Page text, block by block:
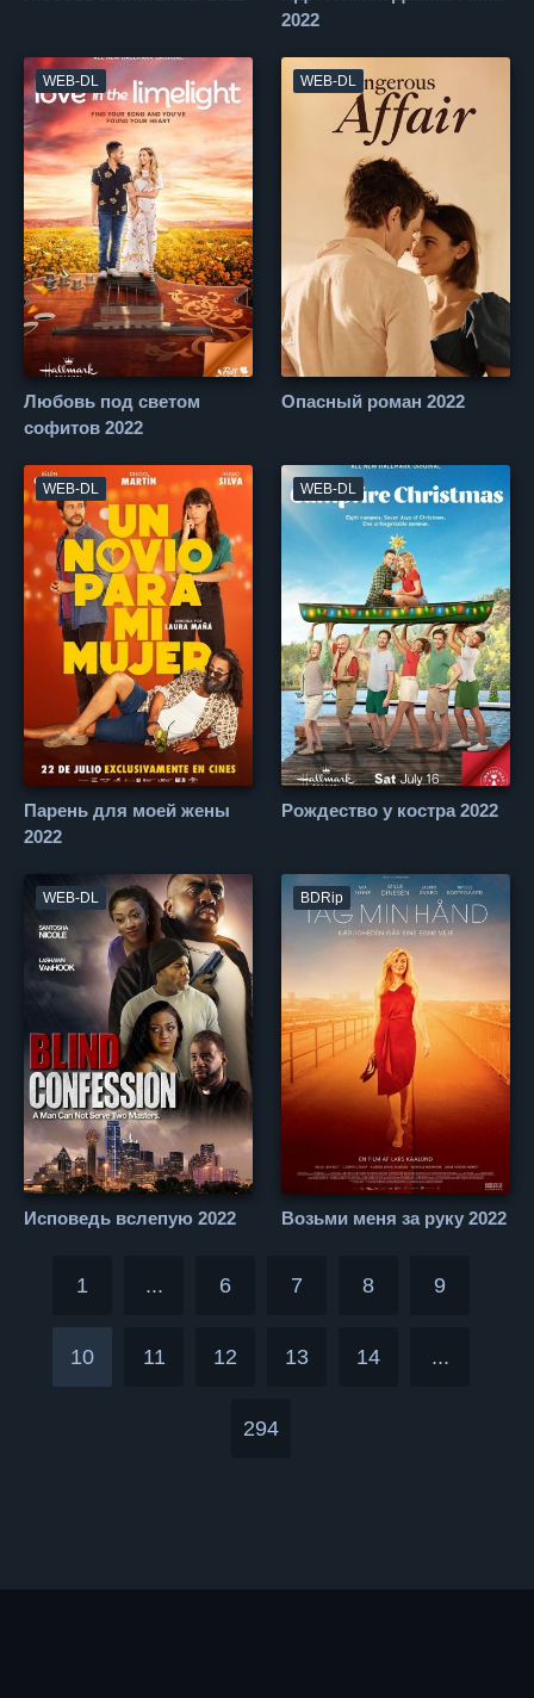
2022
WEB-DL
Любовь под светом
софитов 2022
WEB-DL
Опасный роман 2022
WEB-DL
Парень для моей жены
2022
WEB-DL
Рождество у костра 2022
WEB-DL
Исповедь вслепую 2022
BDRip
Возьми меня за руку 2022
1 ... 6 7 8 9
10 11 12 13 14 ...
294